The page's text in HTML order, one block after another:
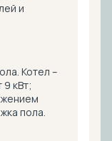
и
Котел –
9 кВт;
пола.